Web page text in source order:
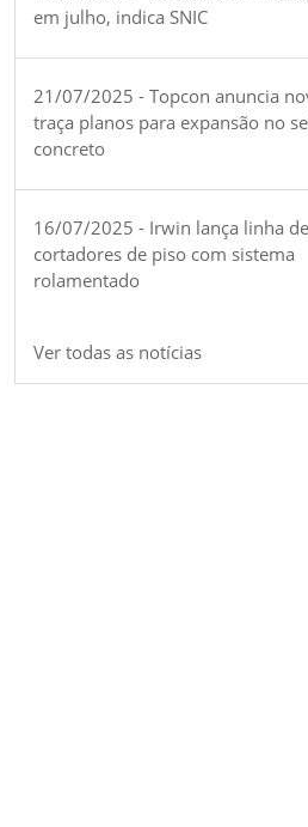
em julho, indica SNIC
21/07/2025 - Topcon anuncia
traça planos para expansão no
concreto
16/07/2025 - Irwin lança linha de
cortadores de piso com sistema
rolamentado
Ver todas as notícias